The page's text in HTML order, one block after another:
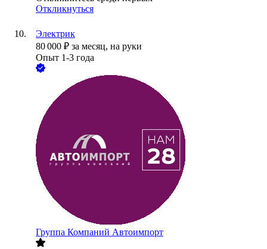
Откликнуться
Электрик
80 000 ₽ за месяц, на руки
Опыт 1-3 года
Группа Компаний Автоимпорт